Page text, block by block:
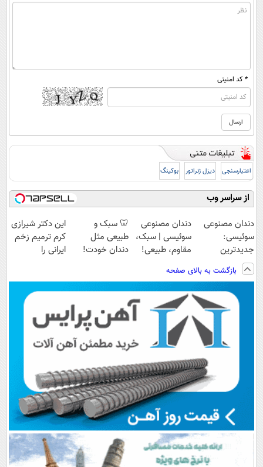
* کد امنیتی
اعتبارسنجی دیزل ژنراتور بوکینگ
از سراسر وب
دندان مصنوعی
سوئیسی:
جدیدترین
فناوری اروپا،
سبک و مقاوم |
پرداخت قسطی
دندان مصنوعی
سوئیسی | سبک،
مقاوم، طبیعی!
رایگان+پرداخت
اقساطی😍
🦷 سبک و
طبیعی مثل
دندان خودت!
💳 📍 تهران
این دکتر شیرازی
کرم ترمیم زخم
ایرانی را
بازگشت به بالای صفحه